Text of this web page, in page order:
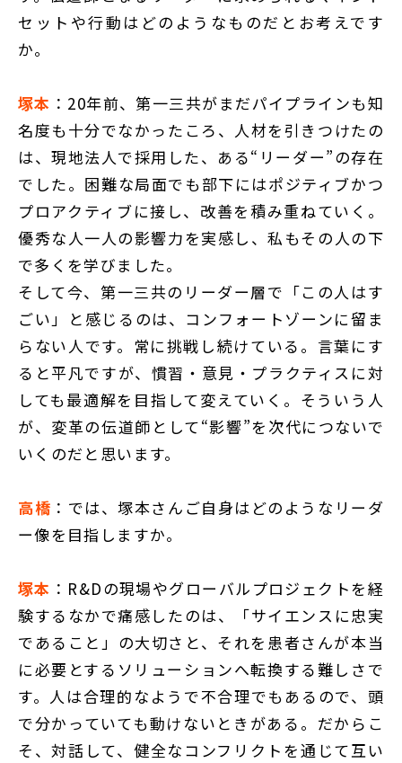
セットや行動はどのようなものだとお考えです
か。
塚本 ：20年前、第一三共がまだパイプラインも知
名度も十分でなかったころ、人材を引きつけたの
は、現地法人で採用した、ある“リーダー”の存在
でした。困難な局面でも部下にはポジティブかつ
プロアクティブに接し、改善を積み重ねていく。
優秀な人一人の影響力を実感し、私もその人の下
で多くを学びました。
そして今、第一三共のリーダー層で「この人はす
ごい」と感じるのは、コンフォートゾーンに留ま
らない人です。常に挑戦し続けている。言葉にす
ると平凡ですが、慣習・意見・プラクティスに対
しても最適解を目指して変えていく。そういう人
が、変革の伝道師として“影響”を次代につないで
いくのだと思います。
高橋 ：では、塚本さんご自身はどのようなリーダ
ー像を目指しますか。
塚本 ：R&Dの現場やグローバルプロジェクトを経
験するなかで痛感したのは、「サイエンスに忠実
であること」の大切さと、それを患者さんが本当
に必要とするソリューションへ転換する難しさで
す。人は合理的なようで不合理でもあるので、頭
で分かっていても動けないときがある。だからこ
そ、対話して、健全なコンフリクトを通じて互い